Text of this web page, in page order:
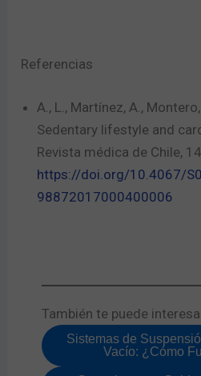
Referencias
A., L., Martínez, A.,
Sedentary lifestyle and
Revista médica de Chile,
https://doi.org/10.4067/
98872017000400006
También te puede
Sistemas de
Vacío: ¿Cómo